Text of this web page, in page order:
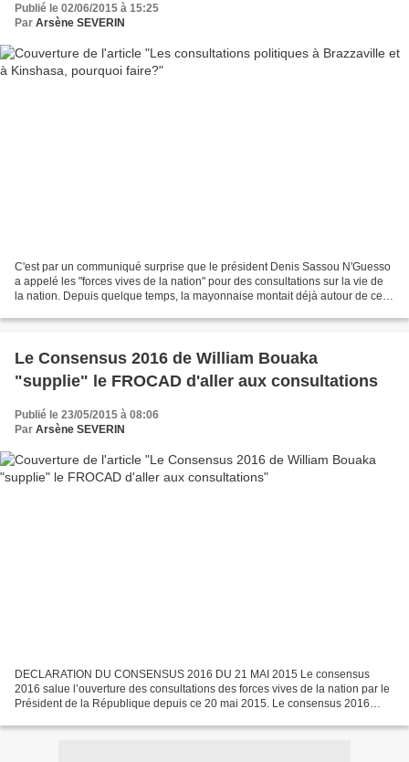
Publié le 02/06/2015 à 15:25
Par Arsène SEVERIN
C'est par un communiqué surprise que le président Denis Sassou N'Guesso
a appelé les "forces vives de la nation" pour des consultations sur la vie de
la nation. Depuis quelque temps, la mayonnaise montait déjà autour de cette
Le Consensus 2016 de William Bouaka
"supplie" le FROCAD d'aller aux consultations
Publié le 23/05/2015 à 08:06
Par Arsène SEVERIN
DECLARATION DU CONSENSUS 2016 DU 21 MAI 2015 Le consensus
2016 salue l’ouverture des consultations des forces vives de la nation par le
Président de la République depuis ce 20 mai 2015. Le consensus 2016